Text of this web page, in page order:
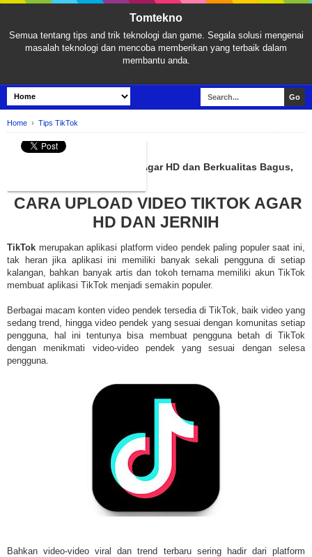
Tomtekno
Semua tentang tips and trik teknologi dan game. Segala solusi mengenai
masalah teknologi dan mencoba memberikan yang terbaik dalam
membantu anda.
Home › Tips TikTok
TIPS TIKTOK
2 Cara Upload Video TikTok Agar HD dan Berkualitas Bagus,
CARA UPLOAD VIDEO TIKTOK AGAR
HD DAN JERNIH
TikTok merupakan aplikasi platform video pendek paling populer saat ini,
tak heran jika aplikasi ini memiliki banyak sekali pengguna di setiap
kalangan, bahkan banyak artis dan tokoh ternama memiliki akun TikTok
membuat aplikasi TikTok menjadi semakin populer.
Berbagai macam konten video pendek tersedia di TikTok, baik video yang
sedang trend, hingga video pendek yang sesuai dengan komunitas setiap
pengguna, hal ini tentunya bisa membuat pengguna betah di TikTok
dengan menikmati video-video pendek yang sesuai dengan selesa
pengguna.
Bahkan video-video viral dan trend terbaru sering hadir dari platform